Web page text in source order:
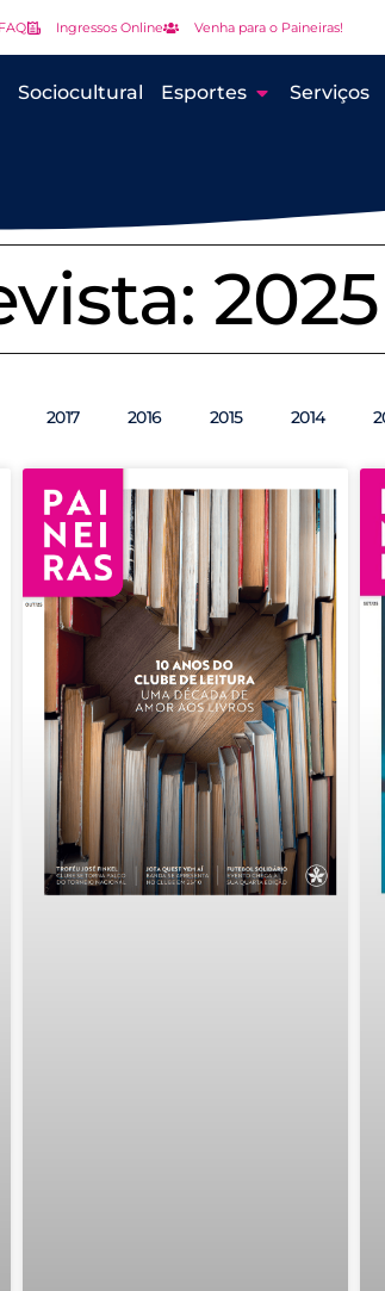
FAQ Ingressos Online Venha para o Paineiras!
Sociocultural Esportes Serviços
2025
2017 2016 2015 2014